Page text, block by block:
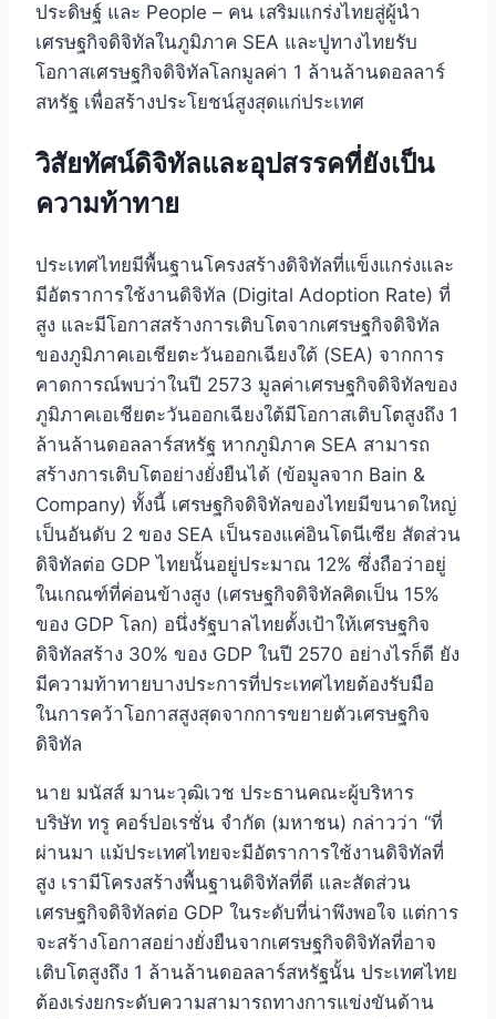
ประดิษฐ์ และ People – คน เสริมแกร่งไทยสู่ผู้นำ
เศรษฐกิจดิจิทัลในภูมิภาค SEA และปูทางไทยรับ
โอกาสเศรษฐกิจดิจิทัลโลกมูลค่า 1 ล้านล้านดอลลาร์
สหรัฐ เพื่อสร้างประโยชน์สูงสุดแก่ประเทศ
วิสัยทัศน์ดิจิทัลและอุปสรรคที่ยังเป็น
ความท้าทาย
ประเทศไทยมีพื้นฐานโครงสร้างดิจิทัลที่แข็งแกร่งและ
มีอัตราการใช้งานดิจิทัล (Digital Adoption Rate) ที่
สูง และมีโอกาสสร้างการเติบโตจากเศรษฐกิจดิจิทัล
ของภูมิภาคเอเชียตะวันออกเฉียงใต้ (SEA) จากการ
คาดการณ์พบว่าในปี 2573 มูลค่าเศรษฐกิจดิจิทัลของ
ภูมิภาคเอเชียตะวันออกเฉียงใต้มีโอกาสเติบโตสูงถึง 1
ล้านล้านดอลลาร์สหรัฐ หากภูมิภาค SEA สามารถ
สร้างการเติบโตอย่างยั่งยืนได้ (ข้อมูลจาก Bain &
Company) ทั้งนี้ เศรษฐกิจดิจิทัลของไทยมีขนาดใหญ่
เป็นอันดับ 2 ของ SEA เป็นรองแค่อินโดนีเซีย สัดส่วน
ดิจิทัลต่อ GDP ไทยนั้นอยู่ประมาณ 12% ซึ่งถือว่าอยู่
ในเกณฑ์ที่ค่อนข้างสูง (เศรษฐกิจดิจิทัลคิดเป็น 15%
ของ GDP โลก) อนึ่งรัฐบาลไทยตั้งเป้าให้เศรษฐกิจ
ดิจิทัลสร้าง 30% ของ GDP ในปี 2570 อย่างไรก็ดี ยัง
มีความท้าทายบางประการที่ประเทศไทยต้องรับมือ
ในการคว้าโอกาสสูงสุดจากการขยายตัวเศรษฐกิจ
ดิจิทัล
นาย มนัสส์ มานะวุฒิเวช ประธานคณะผู้บริหาร
บริษัท ทรู คอร์ปอเรชั่น จำกัด (มหาชน) กล่าวว่า “ที่
ผ่านมา แม้ประเทศไทยจะมีอัตราการใช้งานดิจิทัลที่
สูง เรามีโครงสร้างพื้นฐานดิจิทัลที่ดี และสัดส่วน
เศรษฐกิจดิจิทัลต่อ GDP ในระดับที่น่าพึงพอใจ แต่การ
จะสร้างโอกาสอย่างยั่งยืนจากเศรษฐกิจดิจิทัลที่อาจ
เติบโตสูงถึง 1 ล้านล้านดอลลาร์สหรัฐนั้น ประเทศไทย
ต้องเร่งยกระดับความสามารถทางการแข่งขันด้าน